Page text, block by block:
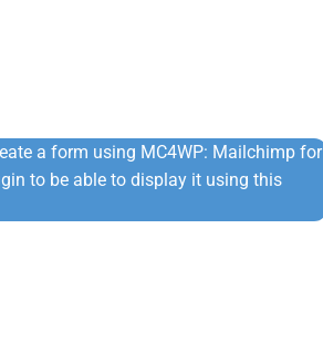
a form using MC4WP: Mailchimp for
to be able to display it using this